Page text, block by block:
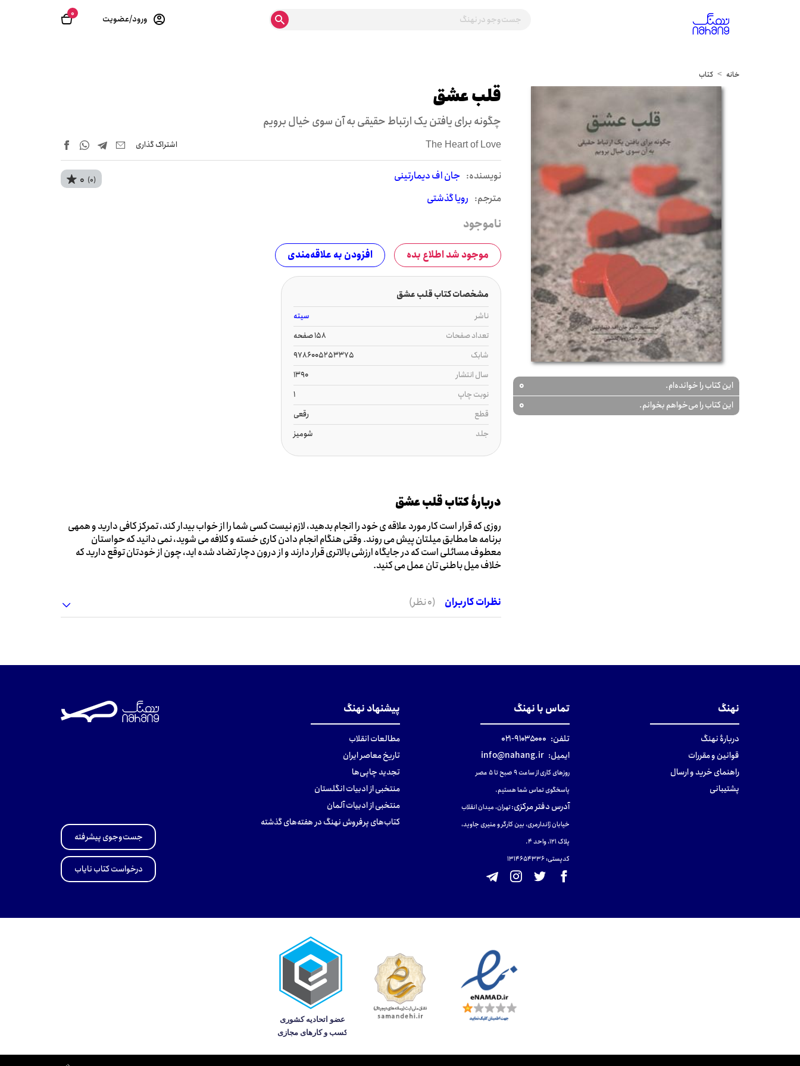
0 ورود/عضویت
خانه کتاب
این کتاب را خوانده‌ام. 0
این کتاب را می‌خواهم بخوانم. 0
قلب عشق
چگونه برای یافتن یک ارتباط حقیقی به آن سوی خیال برویم
The Heart of Love اشتراک‌ گذاری
نويسنده: جان اف دیمارتینی
مترجم: رویا گذشتی
0 (0)
ناموجود
موجود شد اطلاع بده افزودن به علاقه‌مندی
مشخصات کتاب قلب عشق
ناشر
سیته
تعداد صفحات
158 صفحه
شابک
9786005253375
سال انتشار
1390
نوبت چاپ
1
قطع
رقعی
جلد
شومیز
دربارۀ کتاب قلب عشق
روزی که قرار است کار مورد علاقه ی خود را انجام بدهید، لازم نیست کسی شما را از خواب بیدار کند، تمرکز کافی دارید و همه‎ی
برنامه ها مطابق میلتان پیش می روند. وقتی هنگام انجام دادن کاری خسته و کلافه می شوید، نمی دانید که حواستان
معطوف مسائلی است که در جایگاه ارزشی بالاتری قرار دارند و از درون دچار تضاد شده اید، چون از خودتان توقع دارید که
خلاف میل باطنی تان عمل می کنید.
نظرات کاربران (0 نظر)
نهنگ
دربارهٔ نهنگ
قوانین و مقررات
راهنمای خرید و ارسال
پشتیبانی
تماس با نهنگ
تلفن: ۹۱۰۳۵۰۰۰-۰۲۱
ایمیل: info@nahang.ir
روزهای کاری از ساعت ۹ صبح تا ۵ عصر
پاسخگوی تماس شما هستیم.
آدرس دفتر مرکزی:تهران، میدان انقلاب
خیابان ژاندارمری، بین کارگر و منیری جاوید،
پلاک 121، واحد ۴.
کدپستی: 131465433۶
پیشنهاد نهنگ
مطالعات انقلاب
تاریخ معاصر ایران
تجدید چاپی‌ها
منتخبی از ادبیات انگلستان
منتخبی از ادبیات آلمان
کتاب‌های پرفروش نهنگ در هفته‌های گذشته
جست‌وجوی پیشرفته
درخواست کتاب نایاب